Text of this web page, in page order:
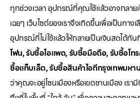
ทุกช่วงเวลา อุปกรณ์ที่คุณใช้แล้วอาจกลาย
เฉยๆ เว็บไซต์ของเราจึงเกิดขึ้นเพื่อเป็นทา
อุปกรณ์ที่ไม่ใช้แล้วให้กลายเป็นเงินสดได้ทั
โฟน, รับซื้อไอแพด, รับซื้อมือถือ, รับซื้อโท
ซื้อแท็บเล็ต, รับซื้อสินค้าไอทีกรุงเทพมหา
ว่าคุณจะอยู่โซนเมืองหรือเขตชานเมือง เร